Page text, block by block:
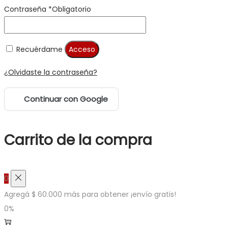
Contraseña *Obligatorio
Recuérdame Acceso
¿Olvidaste la contraseña?
Continuar con Google
Carrito de la compra
0
Agregá $ 60.000 más para obtener ¡envío gratis!
0%